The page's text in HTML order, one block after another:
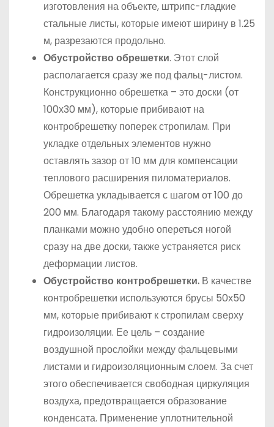
изготовления на объекте, штрипс-гладкие
стальные листы, которые имеют ширину в 1.25
м, разрезаются продольно.
Обустройство обрешетки. Этот слой
располагается сразу же под фальц-листом.
Конструкционно обрешетка – это доски (от
100х30 мм), которые прибивают на
контробрешетку поперек стропилам. При
укладке отдельных элементов нужно
оставлять зазор от 10 мм для компенсации
теплового расширения пиломатериалов.
Обрешетка укладывается с шагом от 100 до
200 мм. Благодаря такому расстоянию между
планками можно удобно опереться ногой
сразу на две доски, также устраняется риск
деформации листов.
Обустройство контробрешетки. В качестве
контробрешетки используются брусы 50х50
мм, которые прибивают к стропилам сверху
гидроизоляции. Ее цель – создание
воздушной прослойки между фальцевыми
листами и гидроизоляционным слоем. За счет
этого обеспечивается свободная циркуляция
воздуха, предотвращается образование
конденсата. Применение уплотнительной